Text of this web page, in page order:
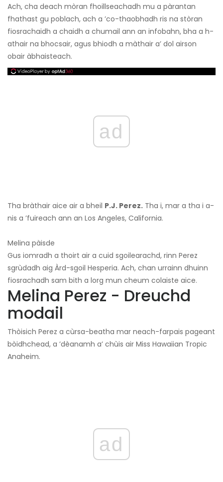
Ach, cha deach mòran fhoillseachadh mu a pàrantan
fhathast gu poblach, ach a ’co-thaobhadh ris na stòran
fiosrachaidh a chaidh a chumail ann an infobahn, bha a h-
athair na bhocsair, agus bhiodh a màthair a’ dol airson
obair àbhaisteach.
ad
Tha bràthair aice air a bheil P.J. Perez. Tha i, mar a tha i a-
nis a ’fuireach ann an Los Angeles, California.
Melina pàisde
Gus iomradh a thoirt air a cuid sgoilearachd, rinn Perez
sgrùdadh aig Àrd-sgoil Hesperia. Ach, chan urrainn dhuinn
fiosrachadh sam bith a lorg mun cheum colaiste aice.
Melina Perez - Dreuchd
modail
Thòisich Perez a cùrsa-beatha mar neach-farpais pageant
bòidhchead, a ’dèanamh a’ chùis air Miss Hawaiian Tropic
Anaheim.
ad